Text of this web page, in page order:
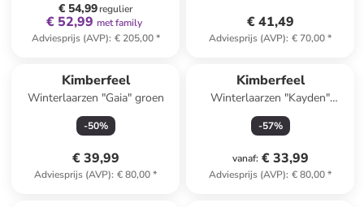
€ 54,99regulier
€ 52,99 met family
Adviesprijs (AVP): € 205,00*
€ 41,49
Adviesprijs (AVP): € 70,00*
Kimberfeel
Winterlaarzen "Gaia" groen
-50%
€ 39,99
Adviesprijs (AVP): € 80,00*
Kimberfeel
Winterlaarzen "Kayden"
groen/zwart
-57%
vanaf: € 33,99
Adviesprijs (AVP): € 80,00*